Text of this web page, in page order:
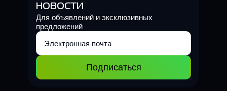
новости
Для объявлений и эксклюзивных
предложений
Подписаться